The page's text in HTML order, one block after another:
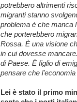
potrebbero altrimenti
migranti stanno
problema è che manca
che porterebbero
Rossa. È una visione
in cui dovesse
di Paese. È figlio di
pensare che
Lei è stato il primo